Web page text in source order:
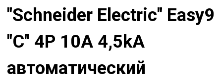
"Schneider Electric" Easy9
"C" 4P 10A 4,5kA
автоматический